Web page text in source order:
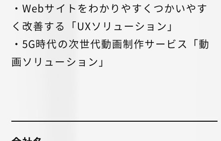
・Webサイトをわかりやすくつかいやす
く改善する「UXソリューション」
・5G時代の次世代動画制作サービス「動
画ソリューション」